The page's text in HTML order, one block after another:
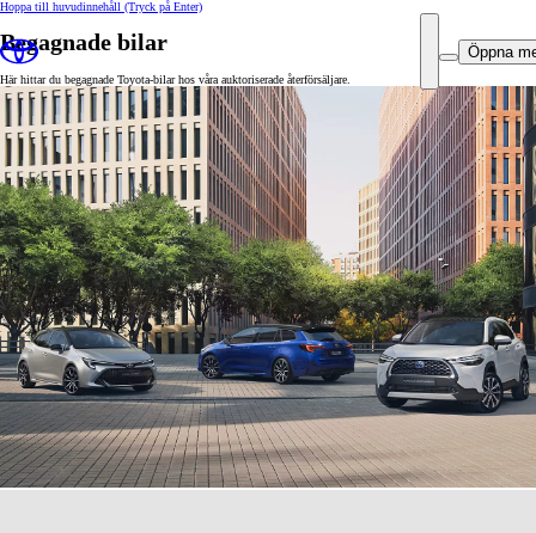
Hoppa till huvudinnehåll (Tryck på Enter)
Öppna
Begagnade bilar
Här hittar du begagnade Toyota-bilar hos våra auktoriserade återförsäljare.